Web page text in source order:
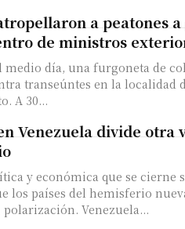
a peatones
de ministros
medio día, una furgoneta de
transeúntes en la localidad
A 30...
Venezuela divide otra
y económica que se cierne
los países del hemisferio
en una gran polarización. Venezuela...